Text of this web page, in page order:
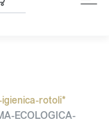
rotoli*
ECOLOGICA-